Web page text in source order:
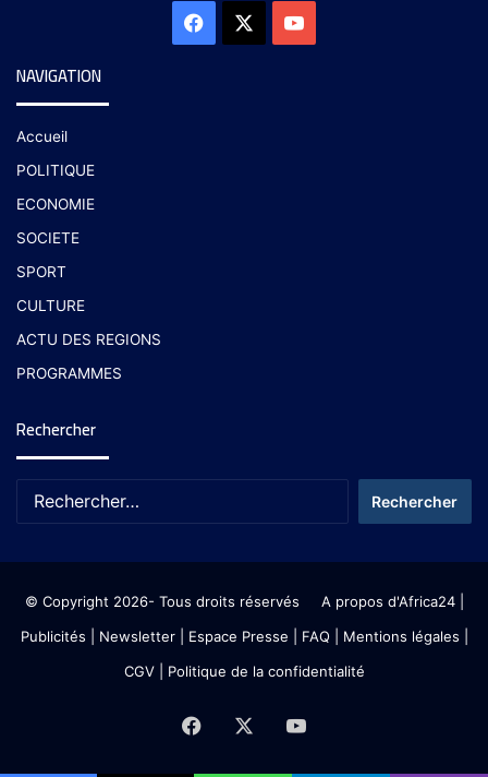
NAVIGATION
Accueil
POLITIQUE
ECONOMIE
SOCIETE
SPORT
CULTURE
ACTU DES REGIONS
PROGRAMMES
Rechercher
© Copyright 2026- Tous droits réservés A propos d'Africa24|
Publicités
Newsletter| Espace Presse | FAQ | Mentions légales
CGV| Politique de la confidentialité